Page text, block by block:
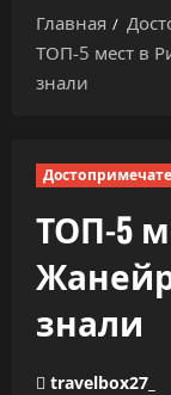
Главная
ТОП-5 мест в
знали
ТОП-5
знали
travelbox27_